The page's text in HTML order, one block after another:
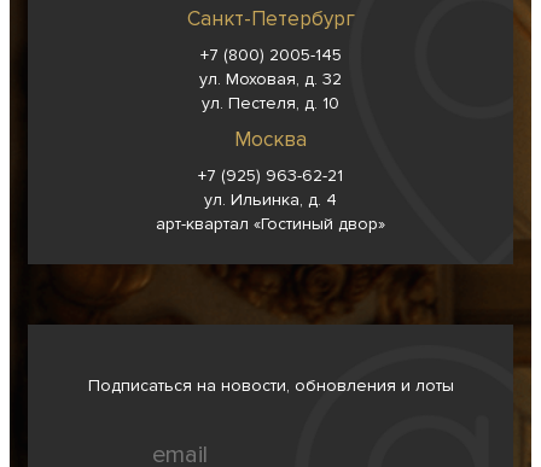
Санкт-Петербург
+7 (800) 2005-145
ул. Моховая, д. 32
ул. Пестеля, д. 10
Москва
+7 (925) 963-62-21
ул. Ильинка, д. 4
арт-квартал «Гостиный двор»
Подписаться на новости, обновления и лоты